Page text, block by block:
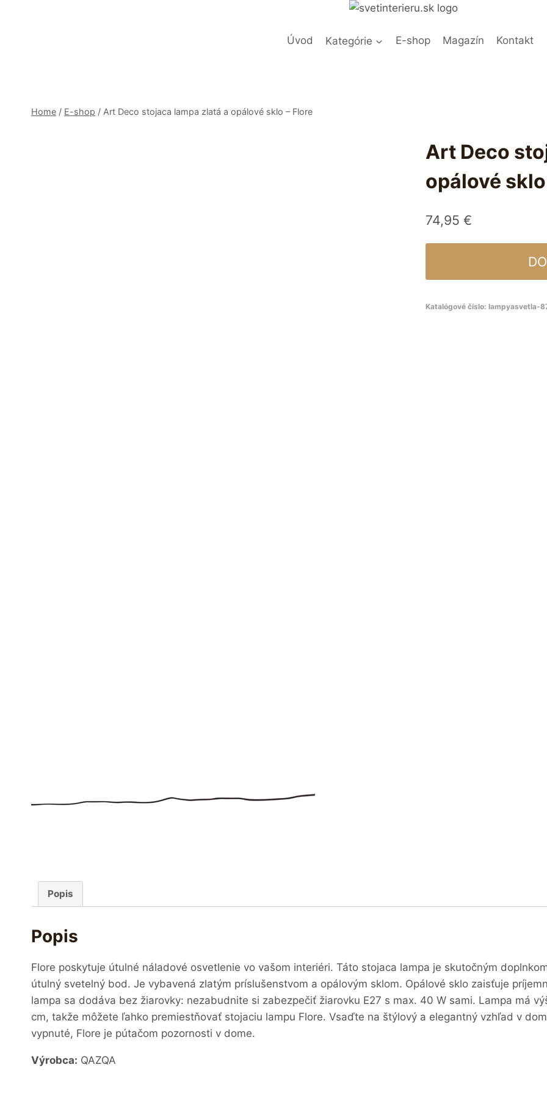
Úvod Kategórie E-shop Magazín Kontakt
Home / E-shop / Art Deco stojaca lampa zlatá a opálové sklo – Flore
Art Deco
opálové
74,95 €
Katalógové číslo: lampyasvetla-
Popis
Popis
Flore poskytuje útulné náladové osvetlenie vo vašom interiéri. Táto stojaca lampa je skutočným
útulný svetelný bod. Je vybavená zlatým príslušenstvom a opálovým sklom. Opálové sklo zaisťuje
lampa sa dodáva bez žiarovky: nezabudnite si zabezpečiť žiarovku E27 s max. 40 W sami. Lampa má
cm, takže môžete ľahko premiestňovať stojaciu lampu Flore. Vsaďte na štýlový a elegantný vzhľad v
vypnuté, Flore je pútačom pozornosti v dome.
Výrobca: QAZQA